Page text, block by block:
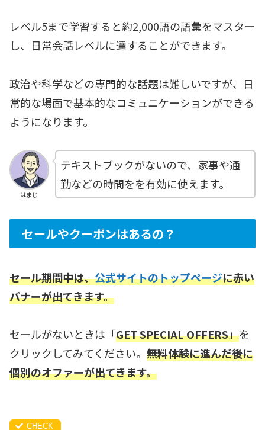
レベル5まで学習すると約2,000語の語彙をマスター
し、日常会話レベルに達することができます。
政治や科学などの専門的な話題は難しいですが、日
常的な場面で基本的なコミュニケーションができる
ようになります。
はまじ
テキストブックがないので、家事や通
勤などの時間をを有効に使えます。
セールやクーポンはあるの？
セール期間中は、公式サイトのトップページに赤い
バナーが出てきます。
セールがないときは「GET SPECIAL OFFERS」を
クリックしてみてください。 無料体験に進んだ後に
個別のオファーが出てきます。